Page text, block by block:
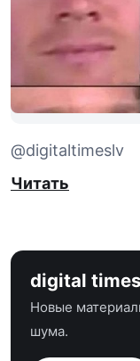
@digitaltimeslv
Читать
digital
Новые
шума.